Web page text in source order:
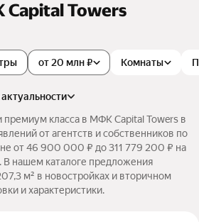
Capital Towers
Комнаты
от 20 млн ₽
актуальности
премиум класса в МФК Capital Towers в
от агентств и собственников по
от 46 900 000 ₽ до 311 779 200 ₽ на
нашем каталоге предложения
м² в новостройках и вторичном
и характеристики.